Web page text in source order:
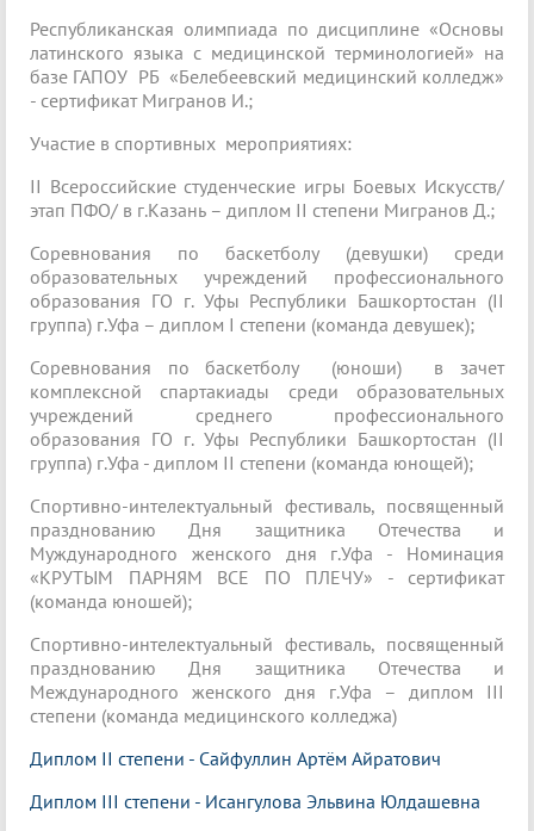
Республиканская олимпиада по дисциплине «Основы
латинского языка с медицинской терминологией» на
базе ГАПОУ РБ «Белебеевский медицинский колледж»
- сертификат Мигранов И.;
Участие в спортивных мероприятиях:
II Всероссийские студенческие игры Боевых Искусств/
этап ПФО/ в г.Казань – диплом II степени Мигранов Д.;
Соревнования по баскетболу (девушки) среди
образовательных учреждений профессионального
образования ГО г. Уфы Республики Башкортостан (II
группа) г.Уфа – диплом I степени (команда девушек);
Соревнования по баскетболу (юноши) в зачет
комплексной спартакиады среди образовательных
учреждений среднего профессионального
образования ГО г. Уфы Республики Башкортостан (II
группа) г.Уфа - диплом II степени (команда юнощей);
Спортивно-интелектуальный фестиваль, посвященный
празднованию Дня защитника Отечества и
Муждународного женского дня г.Уфа - Номинация
«КРУТЫМ ПАРНЯМ ВСЕ ПО ПЛЕЧУ» - сертификат
(команда юношей);
Спортивно-интелектуальный фестиваль, посвященный
празднованию Дня защитника Отечества и
Международного женского дня г.Уфа – диплом III
степени (команда медицинского колледжа)
Диплом II степени - Сайфуллин Артём Айратович
Диплом III степени - Исангулова Эльвина Юлдашевна